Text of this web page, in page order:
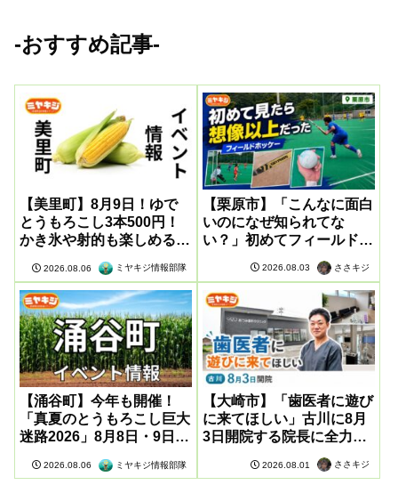
-おすすめ記事-
【美里町】8月9日！ゆで
とうもろこし3本500円！
かき氷や射的も楽しめる感
2026.08.06 ミヤキジ情報部隊
【栗原市】「こんなに面白
いのになぜ知られてな
い？」初めてフィールドホ
ッケーを見たら想像以上だ
2026.08.03 ささキジ
【涌谷町】今年も開催！
「真夏のとうもろこし巨大
迷路2026」8月8日・9日に
2026.08.06 ミヤキジ情報部隊
【大崎市】「歯医者に遊び
に来てほしい」古川に8月
3日開院する院長に全力取
2026.08.01 ささキジ